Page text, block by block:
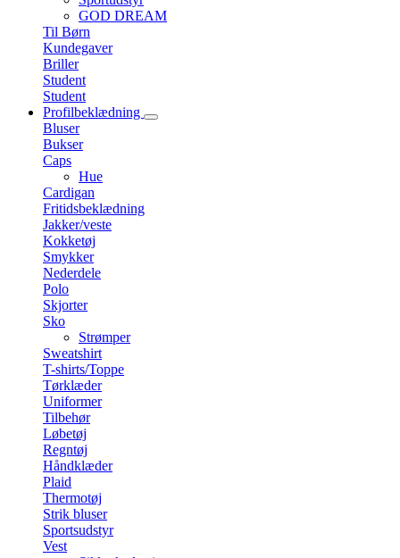
GOD DREAM
Til Børn
Kundegaver
Briller
Student
Student
Profilbeklædning
Bluser
Bukser
Caps
Hue
Cardigan
Fritidsbeklædning
Jakker/veste
Kokketøj
Smykker
Nederdele
Polo
Skjorter
Sko
Strømper
Sweatshirt
T-shirts/Toppe
Tørklæder
Uniformer
Tilbehør
Løbetøj
Regntøj
Håndklæder
Plaid
Thermotøj
Strik bluser
Sportsudstyr
Vest